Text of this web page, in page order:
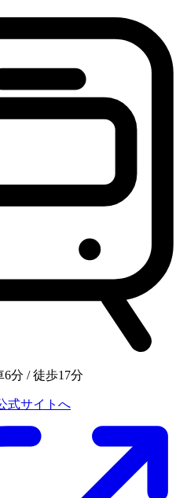
分 / 徒歩17分
式サイトへ